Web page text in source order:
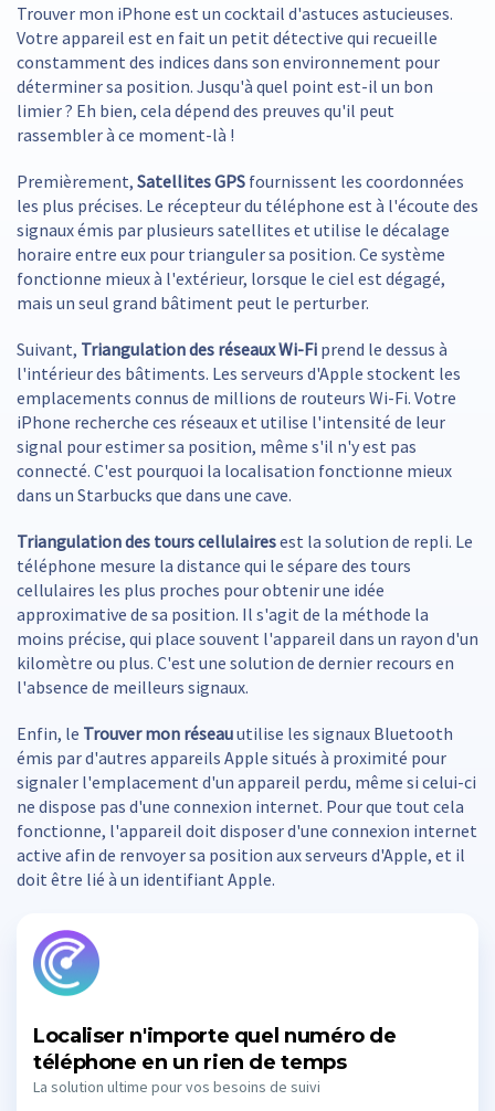
Trouver mon iPhone est un cocktail d'astuces astucieuses.
Votre appareil est en fait un petit détective qui recueille
constamment des indices dans son environnement pour
déterminer sa position. Jusqu'à quel point est-il un bon
limier ? Eh bien, cela dépend des preuves qu'il peut
rassembler à ce moment-là !
Premièrement, Satellites GPS fournissent les coordonnées
les plus précises. Le récepteur du téléphone est à l'écoute des
signaux émis par plusieurs satellites et utilise le décalage
horaire entre eux pour trianguler sa position. Ce système
fonctionne mieux à l'extérieur, lorsque le ciel est dégagé,
mais un seul grand bâtiment peut le perturber.
Suivant, Triangulation des réseaux Wi-Fi prend le dessus à
l'intérieur des bâtiments. Les serveurs d'Apple stockent les
emplacements connus de millions de routeurs Wi-Fi. Votre
iPhone recherche ces réseaux et utilise l'intensité de leur
signal pour estimer sa position, même s'il n'y est pas
connecté. C'est pourquoi la localisation fonctionne mieux
dans un Starbucks que dans une cave.
Triangulation des tours cellulairesest la solution de repli. Le
téléphone mesure la distance qui le sépare des tours
cellulaires les plus proches pour obtenir une idée
approximative de sa position. Il s'agit de la méthode la
moins précise, qui place souvent l'appareil dans un rayon d'un
kilomètre ou plus. C'est une solution de dernier recours en
l'absence de meilleurs signaux.
Enfin, le Trouver mon réseauutilise les signaux Bluetooth
émis par d'autres appareils Apple situés à proximité pour
signaler l'emplacement d'un appareil perdu, même si celui-ci
ne dispose pas d'une connexion internet. Pour que tout cela
fonctionne, l'appareil doit disposer d'une connexion internet
active afin de renvoyer sa position aux serveurs d'Apple, et il
doit être lié à un identifiant Apple.
Localiser n'importe quel numéro de
téléphone en un rien de temps
La solution ultime pour vos besoins de suivi